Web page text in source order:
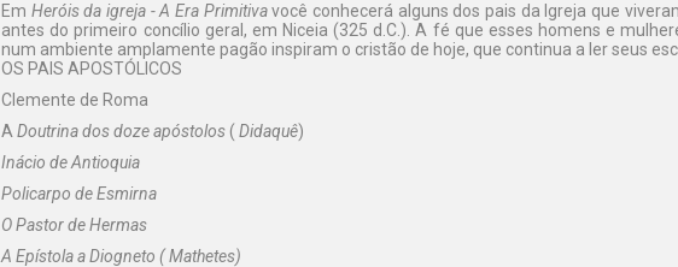
Em Heróis da igreja - A Era Primitivavocê conhecerá alguns dos pais da Igreja que
antes do primeiro concílio geral, em Niceia (325 d.C.). A fé que esses homens e
num ambiente amplamente pagão inspiram o cristão de hoje, que continua a ler seus
OS PAIS APOSTÓLICOS
Clemente de Roma
A Doutrina dos doze apóstolos( Didaquê)
Inácio de Antioquia
Policarpo de Esmirna
OPastor de Hermas
A Epístola a Diogneto (Mathetes)